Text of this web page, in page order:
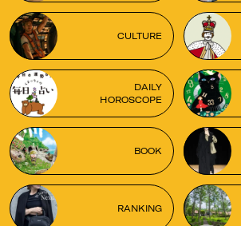
CULTURE
DAILY
HOROSCOPE
BOOK
RANKING